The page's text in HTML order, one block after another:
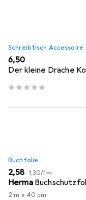
Schreibtisch Accessoire
EUR
6,50
Der kleine Drache
Buchfolie
EUR
2,58 EUR
1,30/1m
Herma
2 m x 40 cm